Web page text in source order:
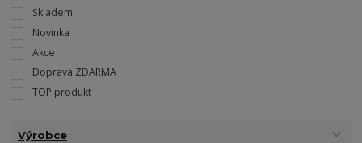
Skladem
Novinka
Akce
Doprava ZDARMA
TOP produkt
Výrobce